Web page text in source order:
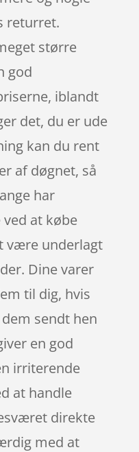
returret.
større
god
iblandt
det, du er ude
kan du rent
af døgnet, så
har
at købe
være underlagt
Dine varer
til dig, hvis
sendt hen
en god
irriterende
at handle
direkte
med at